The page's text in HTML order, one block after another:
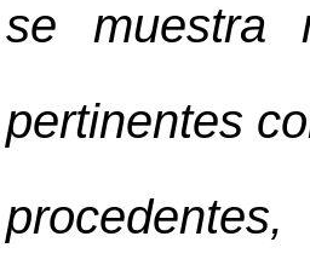
se muestra
pertinentes